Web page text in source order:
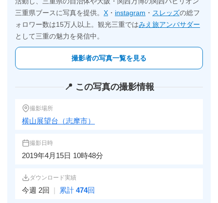
三重県ブースに写真を提供。 X ・ instagram ・ スレッズの総フ
ォロワー数は15万人以上。観光三重ではみえ旅アンバサダー
として三重の魅力を発信中。
撮影者の写真一覧を見る
📍 この写真の撮影情報
撮影場所
横山展望台（志摩市）
撮影日時
2019年4月15日 10時48分
ダウンロード実績
今週 2回 | 累計 474回